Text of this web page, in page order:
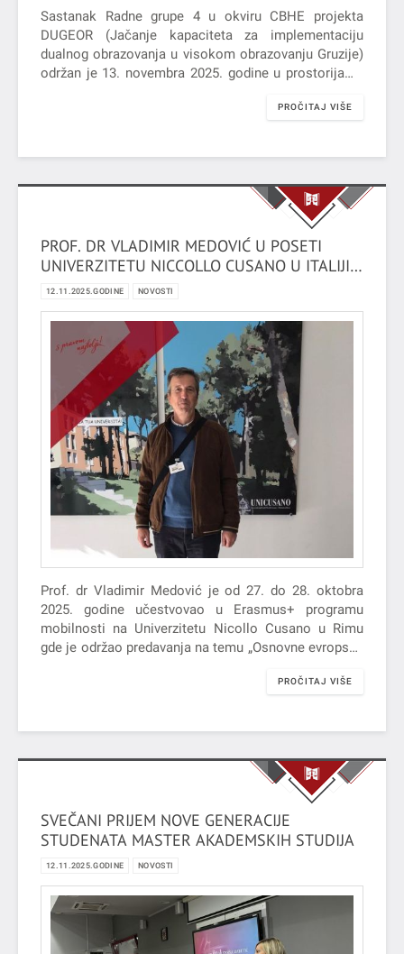
Sastanak Radne grupe 4 u okviru CBHE projekta
DUGEOR (Jačanje kapaciteta za implementaciju
dualnog obrazovanja u visokom obrazovanju Gruzije)
održan je 13. novembra 2025. godine u prostorijama
PROČITAJ VIŠE
PROF. DR VLADIMIR MEDOVIĆ U POSETI
UNIVERZITETU NICCOLLO CUSANO U ITALIJI
U OKVIRU ERASMUS+ PROGRAMA
12.11.2025.GODINE NOVOSTI
Prof. dr Vladimir Medović je od 27. do 28. oktobra
2025. godine učestvovao u Erasmus+ programu
mobilnosti na Univerzitetu Nicollo Cusano u Rimu
gde je održao predavanja na temu „Osnovne evropske
PROČITAJ VIŠE
SVEČANI PRIJEM NOVE GENERACIJE
STUDENATA MASTER AKADEMSKIH STUDIJA
12.11.2025.GODINE NOVOSTI